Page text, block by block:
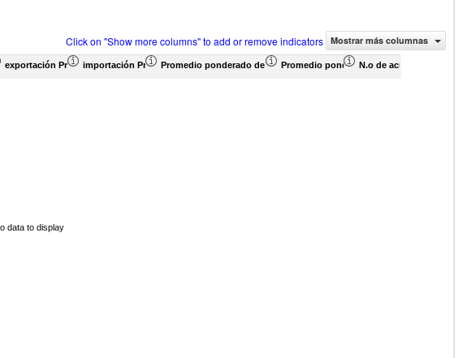
Click on "Show more columns" to add or remove indicators Mostrar más columnas
(en miles de US$)
exportación Proporción de asociados (%)
importación Proporción de asociados (%)
Promedio ponderado de aranceles efectivamente aplicados (%)
Promedio ponderado de aranceles NMF (%)
N.o de acuerdos
data to display